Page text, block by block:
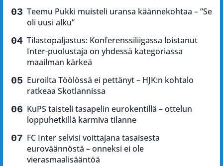
Teemu Pukki muisteli uransa käännekohtaa – ”Se
oli uusi alku”
Tilastopaljastus: Konferenssiliigassa loistanut
Inter-puolustaja on yhdessä kategoriassa
maailman kärkeä
Euroilta Töölössä ei pettänyt – HJK:n kohtalo
ratkeaa Skotlannissa
KuPS taisteli tasapelin eurokentillä – ottelun
loppuhetkillä karmiva tilanne
FC Inter selvisi voittajana tasaisesta
euroväännöstä – onneksi ei ole
vierasmaalisääntöä